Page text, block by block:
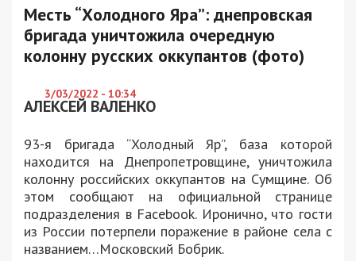
Месть “Холодного Яра”: днепровская
бригада уничтожила очередную
колонну русских оккупантов (фото)
3/03/2022 - 10:34
АЛЕКСЕЙ ВАЛЕНКО
93-я бригада “Холодный Яр”, база которой
находится на Днепропетровщине, уничтожила
колонну российских оккупантов на Сумщине. Об
этом сообщают на официальной странице
подразделения в Facebook. Иронично, что гости
из России потерпели поражение в районе села с
названием…Московский Бобрик.